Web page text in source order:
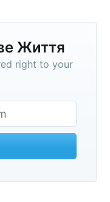
Життя
right to your